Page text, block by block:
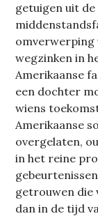
getuigen uit
omverwerping
wegzinken in
Amerikaanse
een dochter
wiens
Amerikaanse
overgelaten,
in het reine
getrouwen die
dan in de tijd